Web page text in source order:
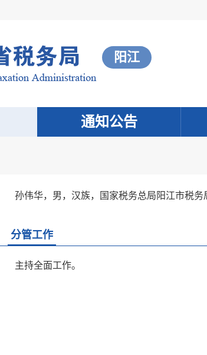
阳江
通知公告
孙伟华，男，汉族，国家税务总局阳江市税务
分管工作
主持全面工作。